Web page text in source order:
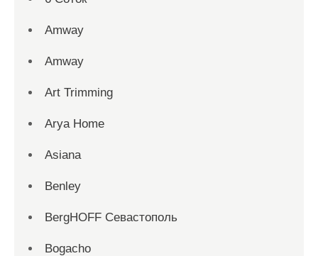
Amway
Amway
Art Trimming
Arya Home
Asiana
Benley
BergHOFF Севастополь
Bogacho